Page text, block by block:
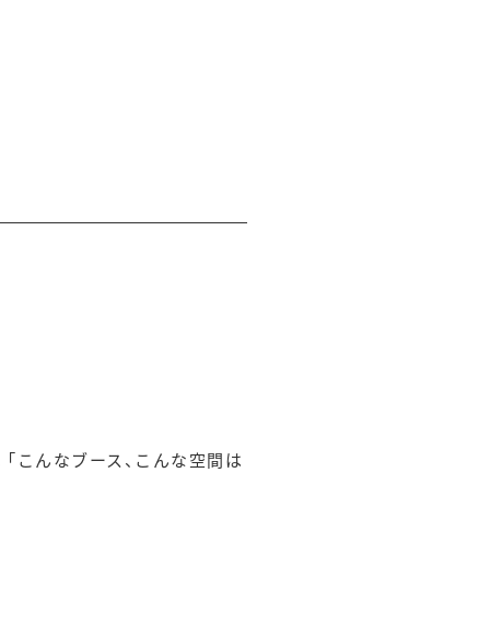
こんなブース、こんな空間は